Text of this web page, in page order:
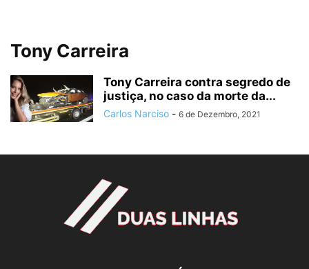
Tony Carreira
Tony Carreira contra segredo de
justiça, no caso da morte da...
Carlos Narciso - 6 de Dezembro, 2021